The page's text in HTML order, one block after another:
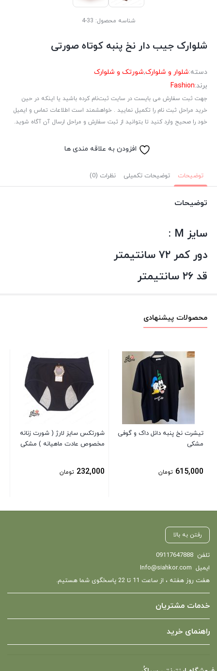
شناسه محصول: 33-4
شلوارک جیب دار نخ پنبه کوتاه صورتی
دسته:شلوار و شلوارک,شورتک و شلوارک
برند:Fashion
جهت ثبت سفارش می بایست در سایت ثبت‌نام کرده باشید یا اینکه در حین
خرید مراحل ثبت نام را تکمیل نمایید . خواهشمند است اطلاعات تماس و ایمیل
خود را صحیح وارد کنید تا بتوانید از ثبت سفارش و مراحل ارسال آن آگاه شوید.
افزودن به علاقه مندی ها
توضیحات توضیحات تکمیلی نظرات (0)
توضیحات
سایز M :
دور کمر ۷۲ سانتیمتر
قد ۲۶ سانتیمتر
محصولات پیشنهادی
تیشرت نخ پنبه دانل داک و گوفی
مشکی
615,000 تومان
شورتکس سایز لارژ ( شورت زنانه
مخصوص عادت ماهیانه ) مشکی
232,000 تومان
رفتن به بالا
تلفن 09117647888
ایمیل Info@siahkor.com
هفت روز هفته ، از ساعت 11 تا 22 پاسخگوی شما هستیم.
خدمات مشتریان
راهنمای خرید